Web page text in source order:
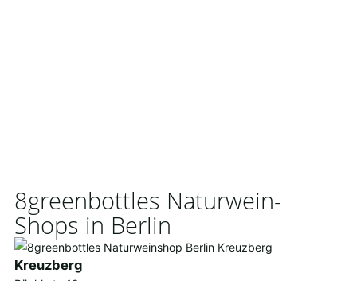
8greenbottles Naturwein-
Shops in Berlin
Kreuzberg